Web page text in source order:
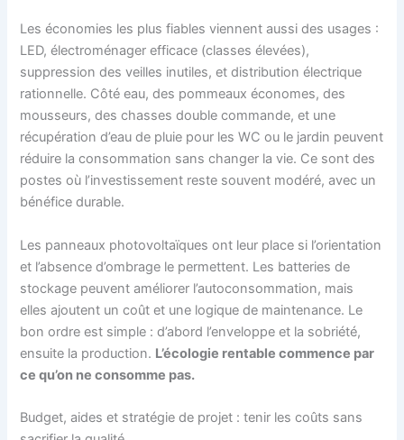
Les économies les plus fiables viennent aussi des usages :
LED, électroménager efficace (classes élevées),
suppression des veilles inutiles, et distribution électrique
rationnelle. Côté eau, des pommeaux économes, des
mousseurs, des chasses double commande, et une
récupération d’eau de pluie pour les WC ou le jardin peuvent
réduire la consommation sans changer la vie. Ce sont des
postes où l’investissement reste souvent modéré, avec un
bénéfice durable.
Les panneaux photovoltaïques ont leur place si l’orientation
et l’absence d’ombrage le permettent. Les batteries de
stockage peuvent améliorer l’autoconsommation, mais
elles ajoutent un coût et une logique de maintenance. Le
bon ordre est simple : d’abord l’enveloppe et la sobriété,
ensuite la production. L’écologie rentable commence par
ce qu’on ne consomme pas.
Budget, aides et stratégie de projet : tenir les coûts sans